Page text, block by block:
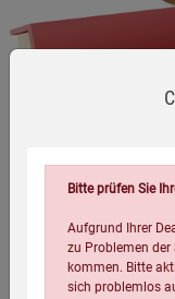
Bitte prüfen Sie
Aufgrund Ihrer
zu Problemen der
kommen. Bitte
sich problemlos